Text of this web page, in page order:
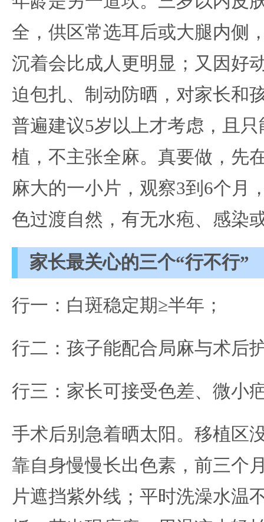
全，供区常选耳后或大腿内侧
沉着会比成人更明显；又因好
迫包扎、制动防晒，对家长和
普遍建议5岁以上才考虑，且
植，不主张全麻。真要做，
麻大的一小片，观察3到6个月
色过渡自然，有无水疱、感染
家长最关心的三个“行不行”
行一：白斑稳定期≥半年；
行二：孩子能配合局麻与术后
行三：家长可接受色差、微小
手术后别急着晒太阳。移植区
靠自身慢慢长出色素，前三个
片遮挡紫外线；平时洗澡水温